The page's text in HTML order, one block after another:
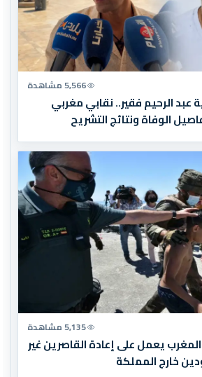
5,566 مشاهدة
الرحيم فقير.. نقابي مغربي
الوفاة ونتائج التشريح
5,135 مشاهدة
يعمل على إعادة القاصرين غير
خارج المملكة